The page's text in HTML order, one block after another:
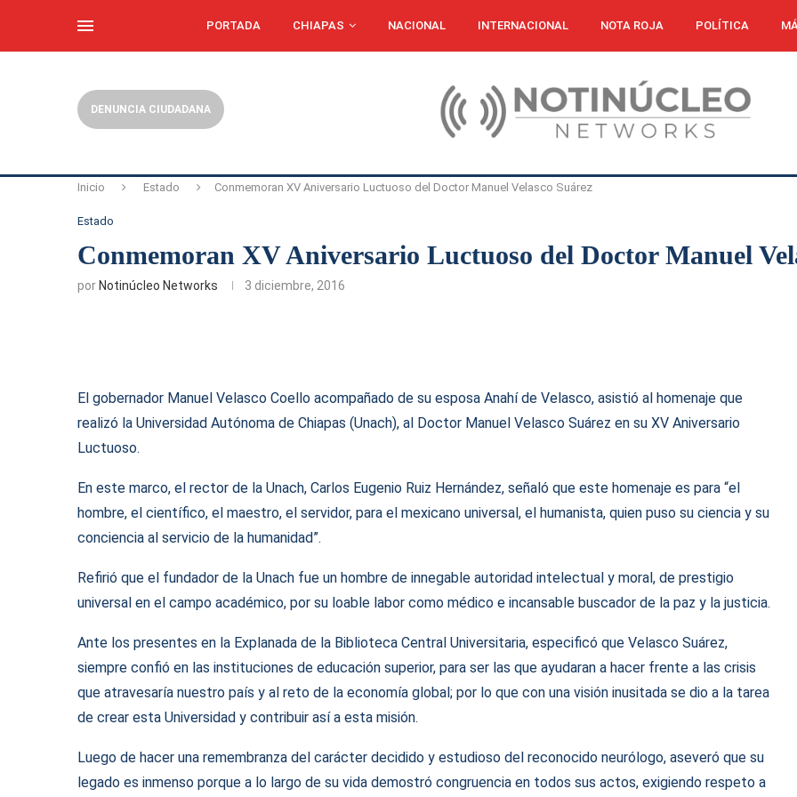
PORTADA CHIAPAS NACIONAL INTERNACIONAL NOTA ROJA POLÍTICA
DENUNCIA CIUDADANA
Inicio Estado Conmemoran XV Aniversario Luctuoso del Doctor Manuel Velasco Suárez
Estado
Conmemoran XV Aniversario Luctuoso del Doctor Manuel
por Notinúcleo Networks 3 diciembre, 2016
El gobernador Manuel Velasco Coello acompañado de su esposa Anahí de Velasco, asistió al homenaje que
realizó la Universidad Autónoma de Chiapas (Unach), al Doctor Manuel Velasco Suárez en su XV Aniversario
Luctuoso.
En este marco, el rector de la Unach, Carlos Eugenio Ruiz Hernández, señaló que este homenaje es para “el
hombre, el científico, el maestro, el servidor, para el mexicano universal, el humanista, quien puso su ciencia y su
conciencia al servicio de la humanidad”.
Refirió que el fundador de la Unach fue un hombre de innegable autoridad intelectual y moral, de prestigio
universal en el campo académico, por su loable labor como médico e incansable buscador de la paz y la justicia.
Ante los presentes en la Explanada de la Biblioteca Central Universitaria, especificó que Velasco Suárez,
siempre confió en las instituciones de educación superior, para ser las que ayudaran a hacer frente a las crisis
que atravesaría nuestro país y al reto de la economía global; por lo que con una visión inusitada se dio a la tarea
de crear esta Universidad y contribuir así a esta misión.
Luego de hacer una remembranza del carácter decidido y estudioso del reconocido neurólogo, aseveró que su
legado es inmenso porque a lo largo de su vida demostró congruencia en todos sus actos, exigiendo respeto a